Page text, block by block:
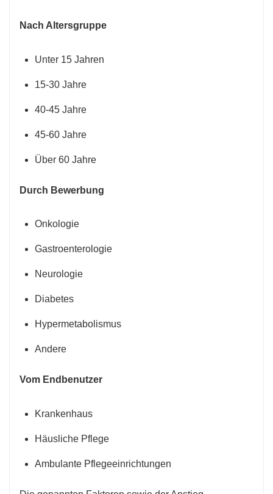
Nach Altersgruppe
Unter 15 Jahren
15-30 Jahre
40-45 Jahre
45-60 Jahre
Über 60 Jahre
Durch Bewerbung
Onkologie
Gastroenterologie
Neurologie
Diabetes
Hypermetabolismus
Andere
Vom Endbenutzer
Krankenhaus
Häusliche Pflege
Ambulante Pflegeeinrichtungen